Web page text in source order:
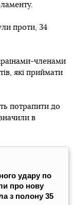
проти, 34
членами
які приймати
потрапити до
в
удару по
про нову
з полону 35